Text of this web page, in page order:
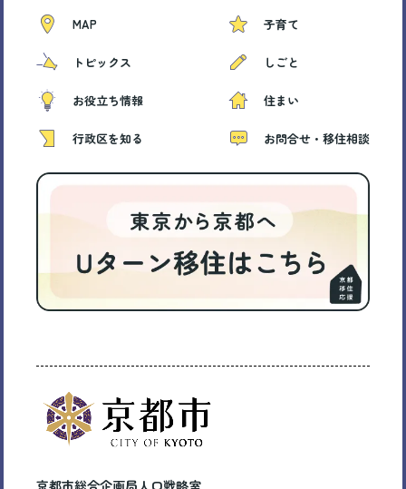
MAP
トピックス
お役立ち情報
行政区を知る
子育て
しごと
住まい
お問合せ・移住相談